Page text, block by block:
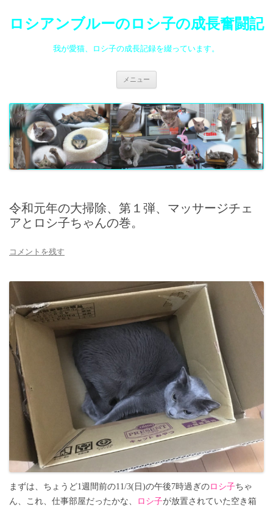
ロシアンブルーのロシ子の成長奮闘記
我が愛猫、ロシ子の成長記録を綴っています。
メニュー
ツ
へ
ス
キ
ッ
プ
令和元年の大掃除、第１弾、マッサージチェ
アとロシ子ちゃんの巻。
コメントを残す
まずは、ちょうど1週間前の11/3(日)の午後7時過ぎのロシ子ちゃ
ん、これ、仕事部屋だったかな、
ロシ子が放置されていた空き箱